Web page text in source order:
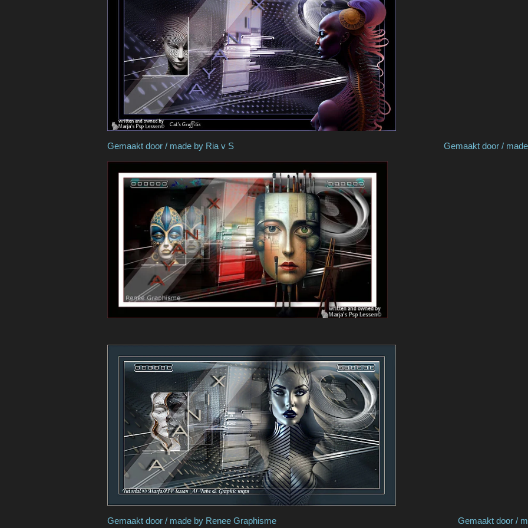
Gemaakt door / made by Ria v S Gemaakt door / made by
Gemaakt door / made by Renee Graphisme Gemaakt door / made